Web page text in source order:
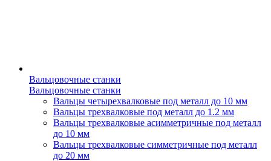
Вальцовочные станки
Вальцовочные станки
Вальцы четырехвалковые под металл до 10 мм
Вальцы трехвалковые под металл до 1.2 мм
Вальцы трехвалковые асимметричные под металл
до 10 мм
Вальцы трехвалковые симметричные под металл
до 20 мм